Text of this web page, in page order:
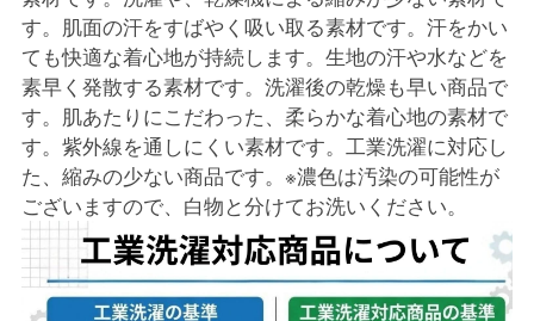
す。肌面の汗をすばやく吸い取る素材です。汗をかい
ても快適な着心地が持続します。生地の汗や水などを
素早く発散する素材です。洗濯後の乾燥も早い商品で
す。肌あたりにこだわった、柔らかな着心地の素材で
す。紫外線を通しにくい素材です。工業洗濯に対応し
た、縮みの少ない商品です。※濃色は汚染の可能性が
ございますので、白物と分けてお洗いください。